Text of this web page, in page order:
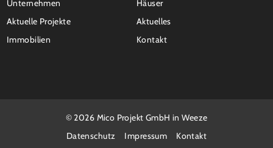
Unternehmen
Häuser
Aktuelle Projekte
Aktuelles
Immobilien
Kontakt
© 2026 Mico Projekt GmbH in Weeze
Datenschutz
Impressum Kontakt